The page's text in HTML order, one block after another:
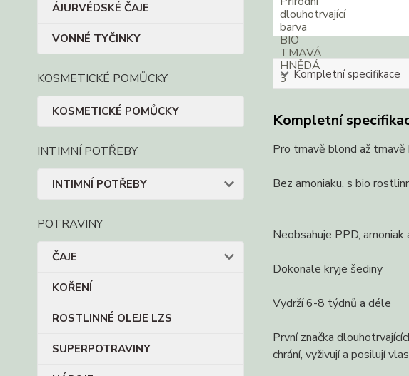
ÁJURVÉDSKÉ ČAJE
VONNÉ TYČINKY
KOSMETICKÉ POMŮCKY
KOSMETICKÉ POMŮCKY
INTIMNÍ POTŘEBY
INTIMNÍ POTŘEBY
POTRAVINY
ČAJE
KOŘENÍ
ROSTLINNÉ OLEJE LZS
SUPERPOTRAVINY
Kompletní specifikace
Kompletní
Pro tmavě blond až tmavě
Bez amoniaku, s bio
Neobsahuje PPD, amoniak
Dokonale kryje šediny
Vydrží 6-8 týdnů a déle
První značka
chrání, vyživují a posilují